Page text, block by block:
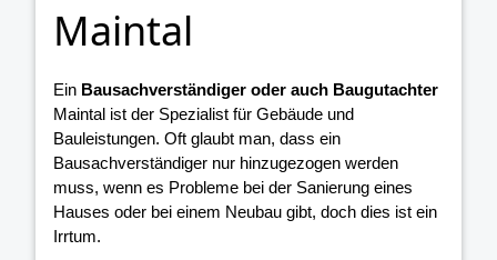
Maintal
Ein Bausachverständiger oder auch Baugutachter
Maintal ist der Spezialist für Gebäude und
Bauleistungen. Oft glaubt man, dass ein
Bausachverständiger nur hinzugezogen werden
muss, wenn es Probleme bei der Sanierung eines
Hauses oder bei einem Neubau gibt, doch dies ist ein
Irrtum.